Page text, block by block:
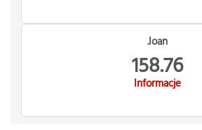
.loan
158.76
Informacje